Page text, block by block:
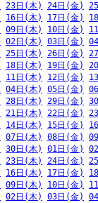
23日(木) 24日(金)
16日(木) 17日(金)
09日(木) 10日(金)
02日(木) 03日(金)
25日(木) 26日(金)
18日(木) 19日(金)
11日(木) 12日(金)
04日(木) 05日(金)
28日(木) 29日(金)
21日(木) 22日(金)
14日(木) 15日(金)
07日(木) 08日(金)
30日(木) 01日(金)
23日(木) 24日(金)
16日(木) 17日(金)
09日(木) 10日(金)
02日(木) 03日(金)